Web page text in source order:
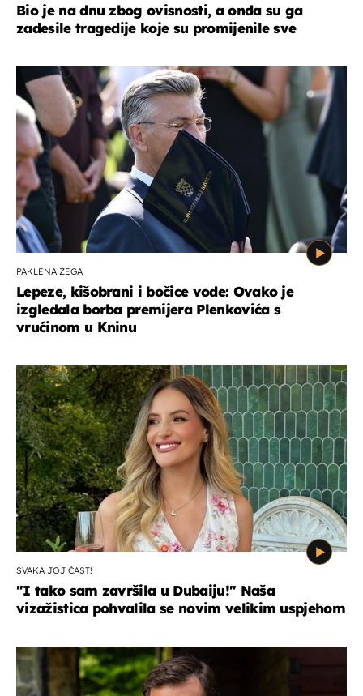
Bio je na dnu zbog ovisnosti, a onda su ga
zadesile tragedije koje su promijenile sve
PAKLENA ŽEGA
Lepeze, kišobrani i bočice vode: Ovako je
izgledala borba premijera Plenkovića s
vrućinom u Kninu
SVAKA JOJ ČAST!
"I tako sam završila u Dubaiju!" Naša
vizažistica pohvalila se novim velikim uspjehom